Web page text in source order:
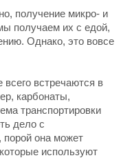
получение микро- и
получаем их с едой,
Однако, это вовсе
встречаются в
карбонаты,
транспортировки
дело с
она может
используют